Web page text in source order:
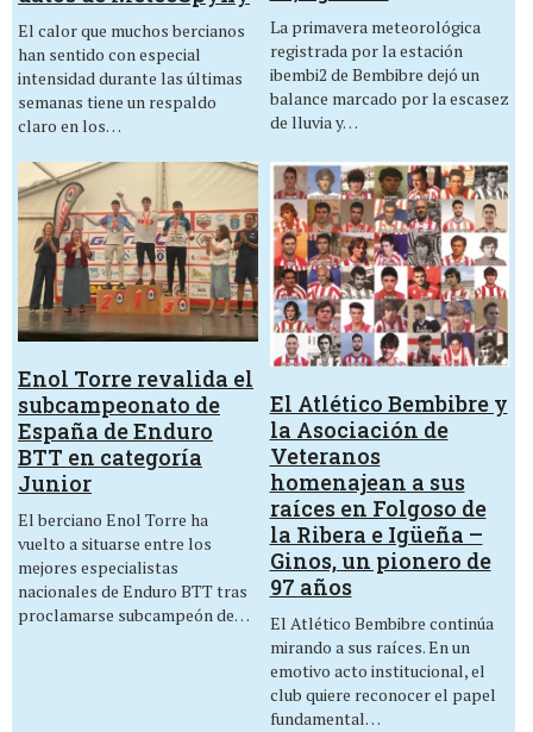
El calor que muchos bercianos
han sentido con especial
intensidad durante las últimas
semanas tiene un respaldo
claro en los…
La primavera meteorológica
registrada por la estación
ibembi2 de Bembibre dejó un
balance marcado por la escasez
de lluvia y…
Enol Torre revalida el
subcampeonato de
España de Enduro
BTT en categoría
Junior
El berciano Enol Torre ha
vuelto a situarse entre los
mejores especialistas
nacionales de Enduro BTT tras
proclamarse subcampeón de…
El Atlético Bembibre y
la Asociación de
Veteranos
homenajean a sus
raíces en Folgoso de
la Ribera e Igüeña –
Ginos, un pionero de
97 años
El Atlético Bembibre continúa
mirando a sus raíces. En un
emotivo acto institucional, el
club quiere reconocer el papel
fundamental…